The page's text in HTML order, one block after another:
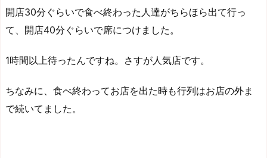
開店30分ぐらいで食べ終わった人達がちらほら出て行っ
て、開店40分ぐらいで席につけました。
1時間以上待ったんですね。さすが人気店です。
ちなみに、食べ終わってお店を出た時も行列はお店の外ま
で続いてました。